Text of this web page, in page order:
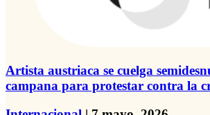
Artista austriaca se cuelga
campana para protestar contra la